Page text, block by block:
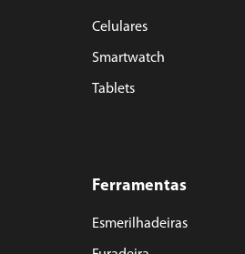
Celulares
Smartwatch
Tablets
Ferramentas
Esmerilhadeiras